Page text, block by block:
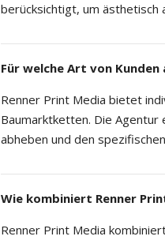
berücksichtigt, um ästhetisch
Für welche Art von
Renner Print Media bietet
Baumarktketten. Die
abheben und den
Wie kombiniert Renner
Renner Print Media